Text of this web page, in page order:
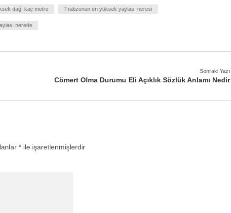
dağı kaç metre Trabzonun en yüksek yaylası neresi
nerede
Sonraki Yazı
Cömert Olma Durumu Eli Açıklık Sözlük Anlamı Nedir
* ile işaretlenmişlerdir